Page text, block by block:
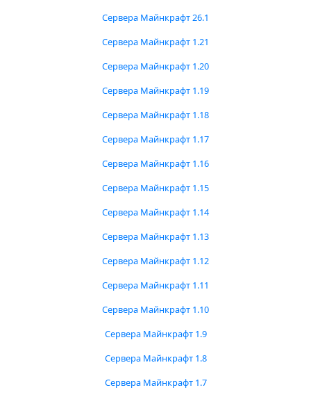
Сервера Майнкрафт 26.1
Сервера Майнкрафт 1.21
Сервера Майнкрафт 1.20
Сервера Майнкрафт 1.19
Сервера Майнкрафт 1.18
Сервера Майнкрафт 1.17
Сервера Майнкрафт 1.16
Сервера Майнкрафт 1.15
Сервера Майнкрафт 1.14
Сервера Майнкрафт 1.13
Сервера Майнкрафт 1.12
Сервера Майнкрафт 1.11
Сервера Майнкрафт 1.10
Сервера Майнкрафт 1.9
Сервера Майнкрафт 1.8
Сервера Майнкрафт 1.7